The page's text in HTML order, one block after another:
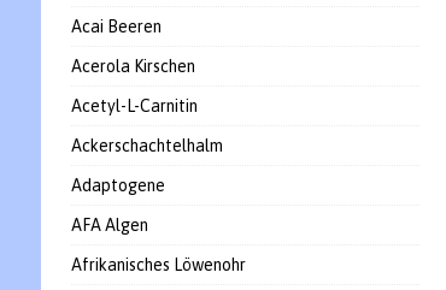
Acai Beeren
Acerola Kirschen
Acetyl-L-Carnitin
Ackerschachtelhalm
Adaptogene
AFA Algen
Afrikanisches Löwenohr